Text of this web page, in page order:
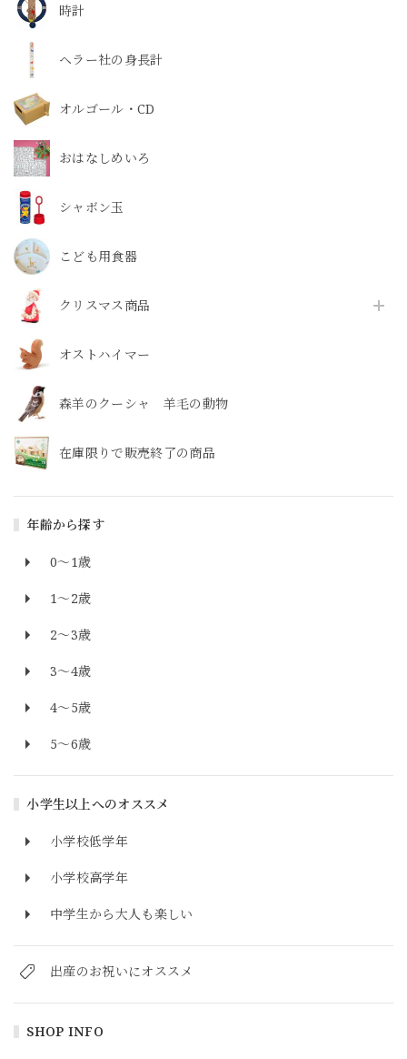
時計
ヘラー社の身長計
オルゴール・CD
おはなしめいろ
シャボン玉
こども用食器
クリスマス商品
オストハイマー
森羊のクーシャ 羊毛の動物
在庫限りで販売終了の商品
年齢から探す
0～1歳
1～2歳
2～3歳
3～4歳
4～5歳
5～6歳
小学生以上へのオススメ
小学校低学年
小学校高学年
中学生から大人も楽しい
出産のお祝いにオススメ
SHOP INFO